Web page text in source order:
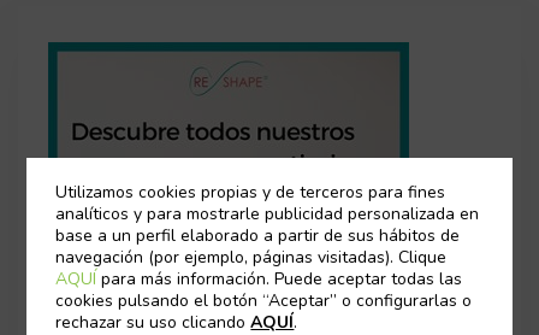
Utilizamos cookies propias y de terceros para fines
analíticos y para mostrarle publicidad personalizada en
base a un perfil elaborado a partir de sus hábitos de
navegación (por ejemplo, páginas visitadas). Clique
AQUÍpara más información. Puede aceptar todas las
cookies pulsando el botón “Aceptar” o configurarlas o
rechazar su uso clicandoAQUÍ.